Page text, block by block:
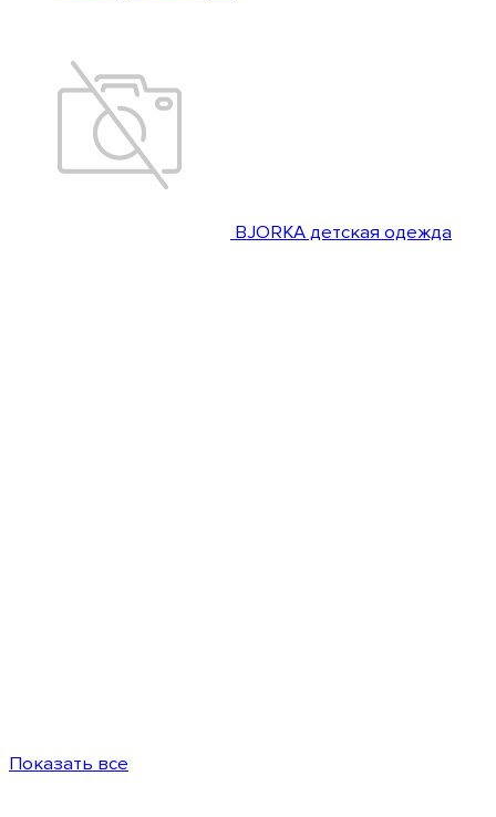
BJORKA детская одежда
Показать все